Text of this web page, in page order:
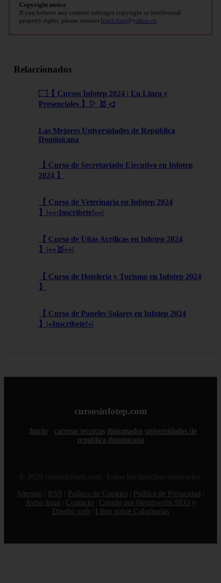
Copyright notice
If you believe any content infringes copyright or intellectual
property rights, please contact bitelchux@yahoo.es
Relaccionados
۝【 Cursos Infotep 2024 | En Linea y
Presenciales 】▷ 🥇 ◁
Las Mejores Universidades de República
Dominicana
【 Curso de Secretariado Ejecutivo en Infotep
2024 】
【 Curso de Veterinaria en Infotep 2024
】|»»¡Inscríbete!««|
【 Curso de Uñas Acrílicas en Infotep 2024
】|»»🥇««|
【 Curso de Hotelería y Turismo en Infotep 2024
】
【 Curso de Paneles Solares en Infotep 2024
】|»Inscríbete!«|
cursosinfotep.com
Inicio carreras tecnicas diplomados universidades de
republica dominicana
© 2026 cursosinfotep.com. Todos los derechos reservados.
Sitemap
RSS Política de Cookies Política de Privacidad
Aviso legal
Contacto
Creado por 0lemiswebs SEO y
Diseño web
Libro sobre Cabañuelas